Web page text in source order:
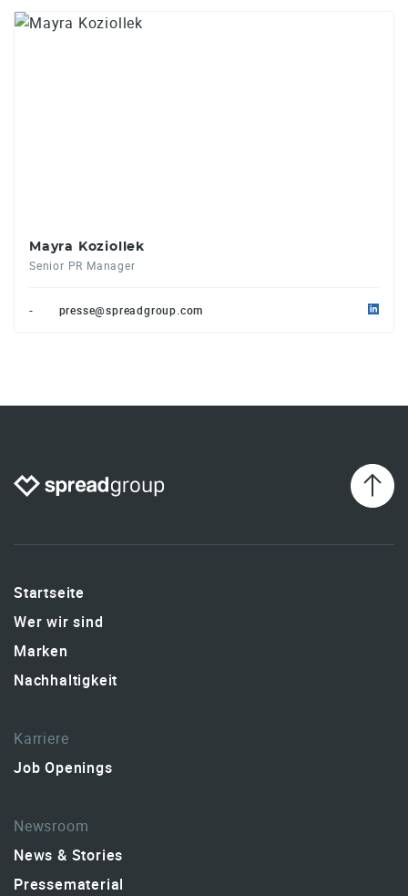
Mayra Koziollek
Senior PR Manager
- presse@spreadgroup.com
Startseite
Wer wir sind
Marken
Nachhaltigkeit
Karriere
Job Openings
Newsroom
News & Stories
Pressematerial